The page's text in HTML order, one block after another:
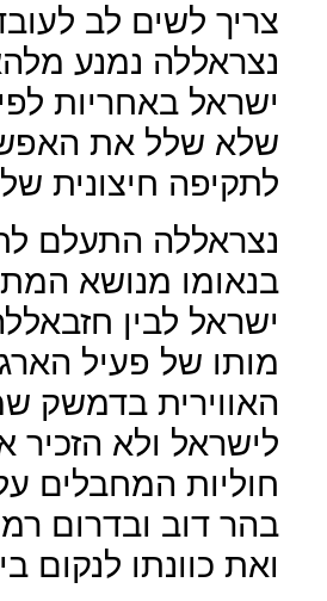
צריך לשים לב
נצראללה נמנע
ישראל באחריות
שלא שלל את
לתקיפה חיצונית
נצראללה התעלם
בנאומו מנושא
ישראל לבין
מותו של פעיל
האווירית בדמשק
חוליות המחבלים
בהר דוב ובדרום
ואת כוונתו לנקום